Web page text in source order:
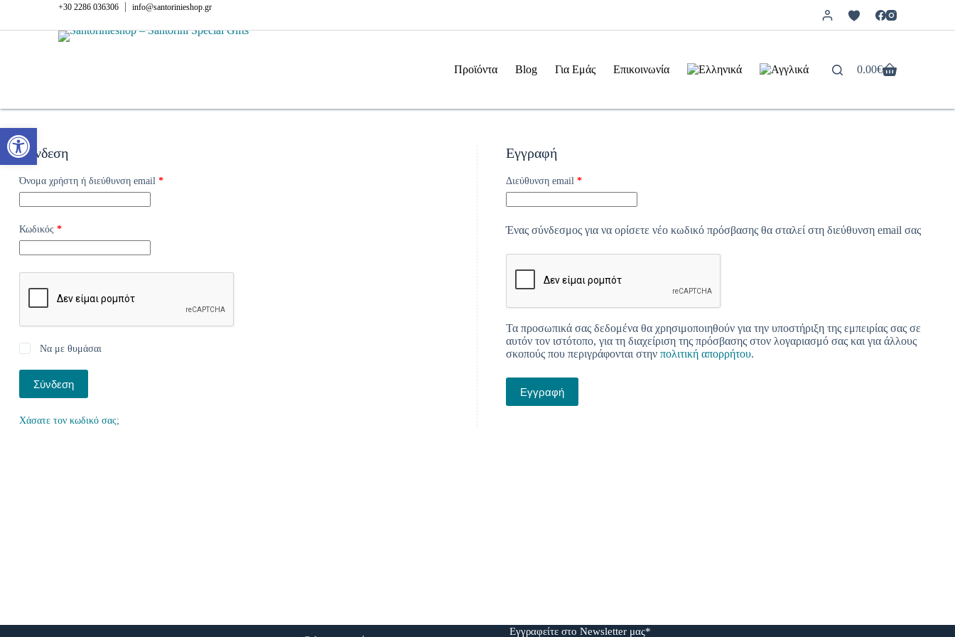
περιεχόμενο
+30 2286 036306 |info@santorinieshop.gr
Προϊόντα Blog Για Εμάς Επικοινωνία
Καλάθι
0.00€
Σύνδεση
Όνομα χρήστη ή διεύθυνση email *Απαιτείται
Κωδικός *Απαιτείται
Να με θυμάσαι
Σύνδεση
Χάσατε τον κωδικό σας;
Εγγραφή
Διεύθυνση email *Απαιτείται
Ένας σύνδεσμος για να ορίσετε νέο κωδικό πρόσβασης θα σταλεί στη διεύθυνση email σας
Τα προσωπικά σας δεδομένα θα χρησιμοποιηθούν για την υποστήριξη της εμπειρίας σας σε
αυτόν τον ιστότοπο, για τη διαχείριση της πρόσβασης στον λογαριασμό σας και για άλλους
σκοπούς που περιγράφονται στην πολιτική απορρήτου.
Εγγραφή
Εγγραφείτε στο Newsletter μας*
Ανοίξτε τη γραμμή εργαλείων